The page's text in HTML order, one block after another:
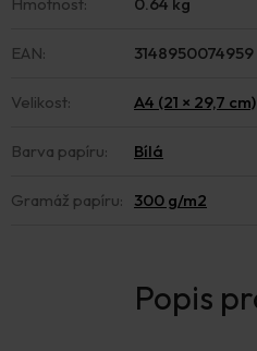
EAN: 3148950074959
Velikost: A4 (21 × 29,7 cm)
Barva papíru: Bílá
Gramáž papíru: 300 g/m2